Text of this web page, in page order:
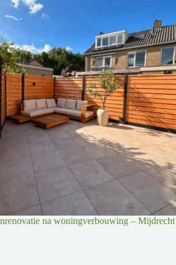
na woningverbouwing – Mijdrecht